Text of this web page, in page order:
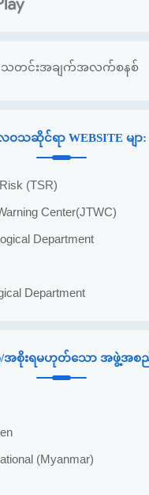
ေသတင်းအချက်အလက်စနစ်
ဝသဆိုင်ရာ WEBSITE မျာ:
(TSR)
Center(JTWC)
Department
Department
စိုးရမဟုတ်သော အဖွဲ့အစည်း
(Myanmar)